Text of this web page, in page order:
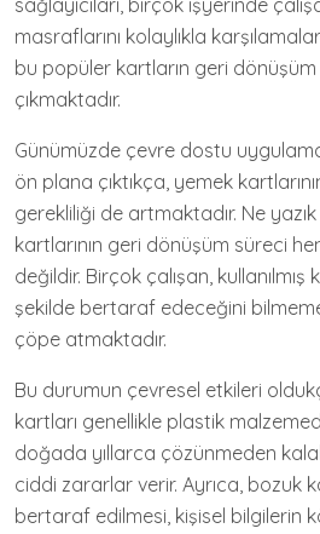
sağlayıcıları, birçok işyerinde
masraflarını kolaylıkla
bu popüler kartların geri
çıkmaktadır.
Günümüzde çevre dostu
ön plana çıktıkça, yemek
gerekliliği de artmaktadır. Ne
kartlarının geri dönüşüm süreci
değildir. Birçok çalışan, kullanılmış
şekilde bertaraf edeceğini
çöpe atmaktadır.
Bu durumun çevresel etkileri
kartları genellikle plastik
doğada yıllarca çözünmeden
ciddi zararlar verir. Ayrıca, bozuk
bertaraf edilmesi, kişisel bilgilerin